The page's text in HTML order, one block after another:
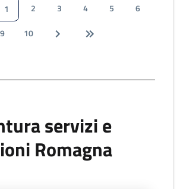
1 2 3 4 5
6
9 10
servizi e
Romagna